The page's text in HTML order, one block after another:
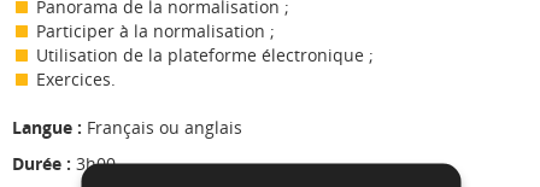
Panorama de la normalisation ;
Participer à la normalisation ;
Utilisation de la plateforme électronique ;
Exercices.
Langue : Français ou anglais
Durée : 3h00